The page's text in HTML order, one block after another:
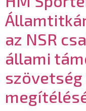
az NSR
állami